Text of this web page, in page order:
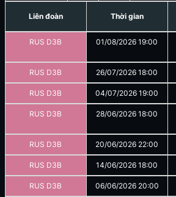
Liên đoàn Thời gian
RUS D3B 01/08/2026 19:00
RUS D3B 26/07/2026 18:00
RUS D3B 04/07/2026 19:00
RUS D3B 28/06/2026 18:00
RUS D3B 20/06/2026 22:00
RUS D3B 14/06/2026 18:00
RUS D3B 06/06/2026 20:00